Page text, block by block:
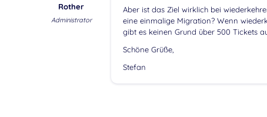
Rother
Administrator
Aber ist das Ziel wirklich bei
eine einmalige Migration? Wenn
gibt es keinen Grund über 500 Tickets
Schöne Grüße,
Stefan